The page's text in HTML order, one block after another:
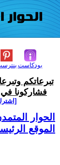
بودكاست
تبرعاتكم
فشاركونا في
الحوار
الموقع